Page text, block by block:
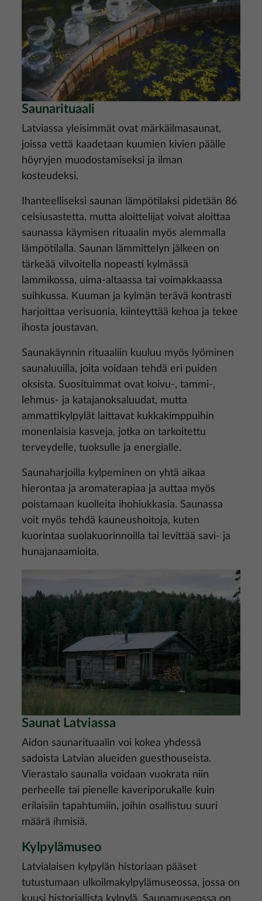
Saunarituaali
Latviassa yleisimmät ovat märkäilmasaunat,
joissa vettä kaadetaan kuumien kivien päälle
höyryjen muodostamiseksi ja ilman
kosteudeksi.
Ihanteelliseksi saunan lämpötilaksi pidetään 86
celsiusastetta, mutta aloittelijat voivat aloittaa
saunassa käymisen rituaalin myös alemmalla
lämpötilalla. Saunan lämmittelyn jälkeen on
tärkeää vilvoitella nopeasti kylmässä
lammikossa, uima-altaassa tai voimakkaassa
suihkussa. Kuuman ja kylmän terävä kontrasti
harjoittaa verisuonia, kiinteyttää kehoa ja tekee
ihosta joustavan.
Saunakäynnin rituaaliin kuuluu myös lyöminen
saunaluuilla, joita voidaan tehdä eri puiden
oksista. Suosituimmat ovat koivu-, tammi-,
lehmus- ja katajanoksaluudat, mutta
ammattikylpylät laittavat kukkakimppuihin
monenlaisia ​​kasveja, jotka on tarkoitettu
terveydelle, tuoksulle ja energialle.
Saunaharjoilla kylpeminen on yhtä aikaa
hierontaa ja aromaterapiaa ja auttaa myös
poistamaan kuolleita ihohiukkasia. Saunassa
voit myös tehdä kauneushoitoja, kuten
kuorintaa suolakuorinnoilla tai levittää savi- ja
hunajanaamioita.
Saunat Latviassa
Aidon saunarituaalin voi kokea yhdessä
sadoista Latvian alueiden guesthouseista.
Vierastalo saunalla voidaan vuokrata niin
perheelle tai pienelle kaveriporukalle kuin
erilaisiin tapahtumiin, joihin osallistuu suuri
määrä ihmisiä.
Kylpylämuseo
Latvialaisen kylpylän historiaan pääset
tutustumaan ulkoilmakylpylämuseossa, jossa on
kuusi historiallista kylpylä. Saunamuseossa on